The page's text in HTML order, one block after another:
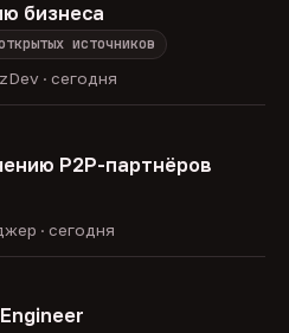
бизнеса
источников
· сегодня
P2P-партнёров
· сегодня